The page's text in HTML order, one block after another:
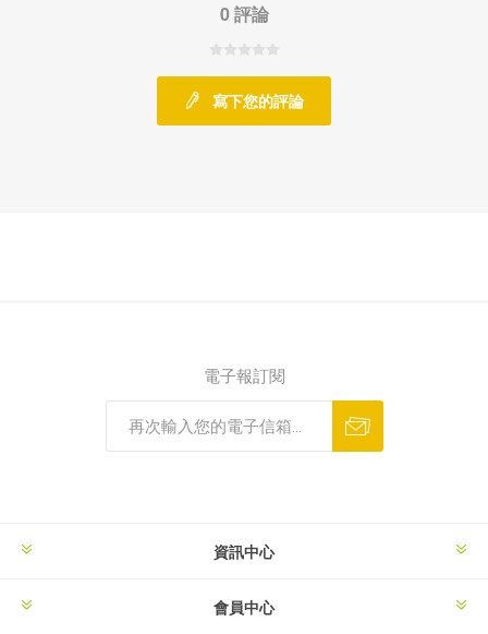
0 評論
寫下您的評論
電子報訂閱
資訊中心
會員中心